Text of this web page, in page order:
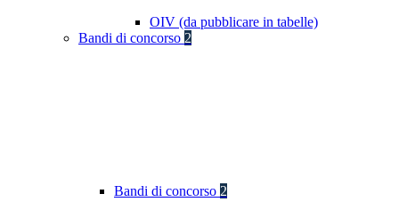
OIV (da pubblicare in tabelle)
Bandi di concorso 2
Bandi di concorso 2